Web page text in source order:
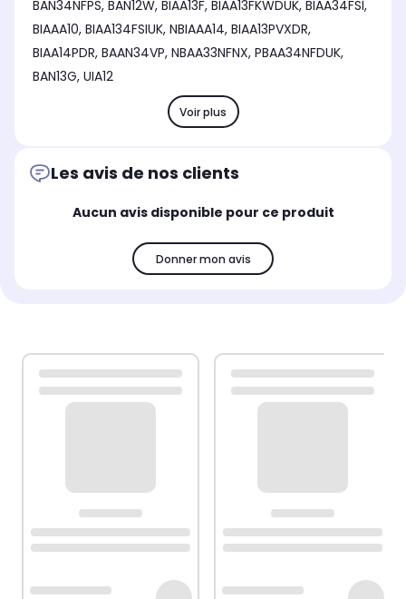
BAN34NFPS, BAN12W, BIAA13F, BIAA13FKWDUK, BIAA34FSI,
BIAAA10, BIAA134FSIUK, NBIAAA14, BIAA13PVXDR,
BIAA14PDR, BAAN34VP, NBAA33NFNX, PBAA34NFDUK,
BAN13G, UIA12
Voir plus
Les avis de nos clients
Aucun avis disponible pour ce produit
Donner mon avis